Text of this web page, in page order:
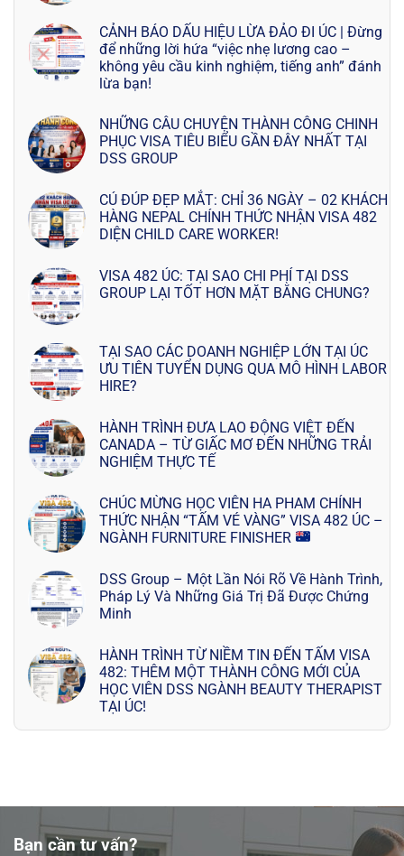
CẢNH BÁO DẤU HIỆU LỪA ĐẢO ĐI ÚC | Đừng
để những lời hứa “việc nhẹ lương cao –
không yêu cầu kinh nghiệm, tiếng anh” đánh
lừa bạn!
NHỮNG CÂU CHUYỆN THÀNH CÔNG CHINH
PHỤC VISA TIÊU BIỂU GẦN ĐÂY NHẤT TẠI
DSS GROUP
CÚ ĐÚP ĐẸP MẮT: CHỈ 36 NGÀY – 02 KHÁCH
HÀNG NEPAL CHÍNH THỨC NHẬN VISA 482
DIỆN CHILD CARE WORKER!
VISA 482 ÚC: TẠI SAO CHI PHÍ TẠI DSS
GROUP LẠI TỐT HƠN MẶT BẰNG CHUNG?
TẠI SAO CÁC DOANH NGHIỆP LỚN TẠI ÚC
ƯU TIÊN TUYỂN DỤNG QUA MÔ HÌNH LABOR
HIRE?
HÀNH TRÌNH ĐƯA LAO ĐỘNG VIỆT ĐẾN
CANADA – TỪ GIẤC MƠ ĐẾN NHỮNG TRẢI
NGHIỆM THỰC TẾ
CHÚC MỪNG HỌC VIÊN HA PHAM CHÍNH
THỨC NHẬN “TẤM VÉ VÀNG” VISA 482 ÚC –
NGÀNH FURNITURE FINISHER
DSS Group – Một Lần Nói Rõ Về Hành Trình,
Pháp Lý Và Những Giá Trị Đã Được Chứng
Minh
HÀNH TRÌNH TỪ NIỀM TIN ĐẾN TẤM VISA
482: THÊM MỘT THÀNH CÔNG MỚI CỦA
HỌC VIÊN DSS NGÀNH BEAUTY THERAPIST
TẠI ÚC!
Bạn cần tư vấn?